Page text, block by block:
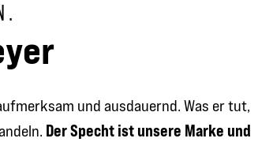
und ausdauernd. Was er tut,
Der Specht ist unsere Marke und